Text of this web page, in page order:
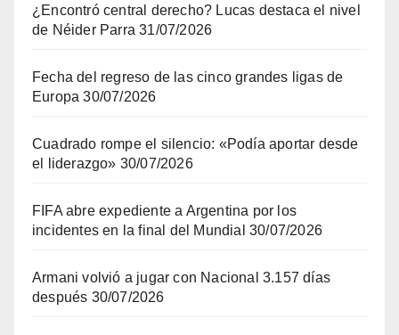
¿Encontró central derecho? Lucas destaca el nivel
de Néider Parra 31/07/2026
Fecha del regreso de las cinco grandes ligas de
Europa 30/07/2026
Cuadrado rompe el silencio: «Podía aportar desde
el liderazgo» 30/07/2026
FIFA abre expediente a Argentina por los
incidentes en la final del Mundial 30/07/2026
Armani volvió a jugar con Nacional 3.157 días
después 30/07/2026